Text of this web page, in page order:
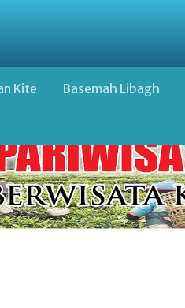
Kite Basemah Libagh